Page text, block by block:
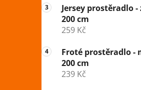
Jersey prostěradlo -
200 cm
259 Kč
Froté prostěradlo -
200 cm
239 Kč